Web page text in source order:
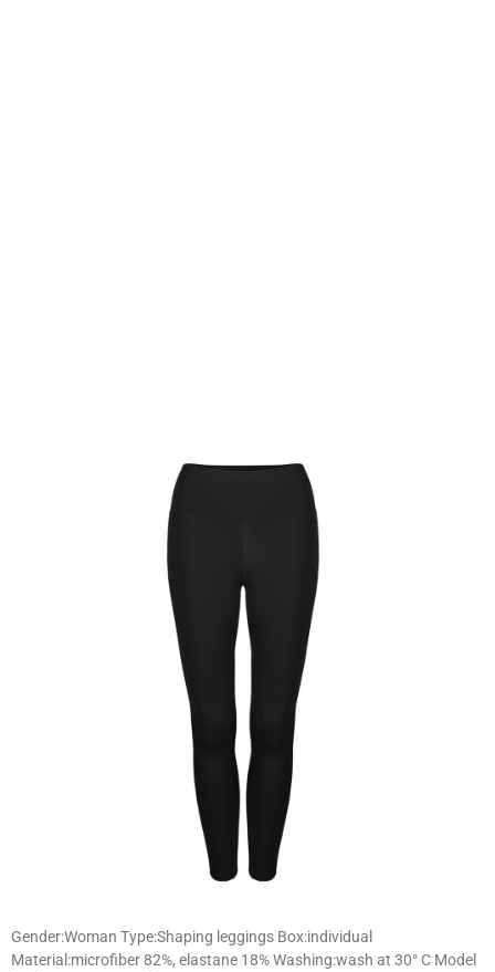
Gender:Woman Type:Shaping leggings Box:individual
Material:microfiber 82%, elastane 18% Washing:wash at 30° C Model